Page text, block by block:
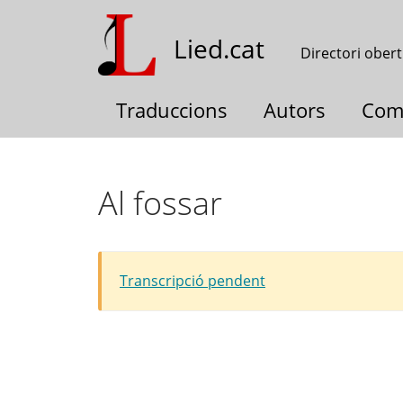
Lied.cat Directori
Traduccions Autors
Al fossar
Transcripció pendent